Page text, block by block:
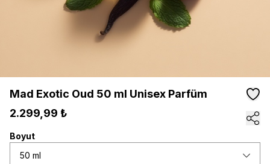
Mad Exotic Oud 50 ml Unisex Parfüm
2.299,99 ₺
Boyut
50 ml